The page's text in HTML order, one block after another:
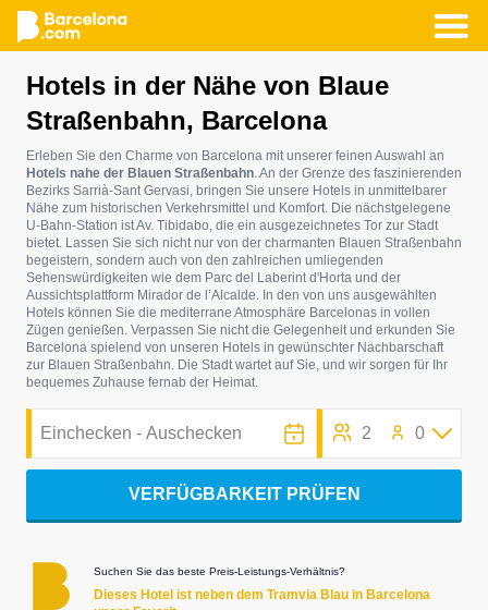
zum
Inhalt
Hotels in der Nähe von Blaue
Straßenbahn, Barcelona
Erleben Sie den Charme von Barcelona mit unserer feinen Auswahl an
Hotels nahe der Blauen Straßenbahn. An der Grenze des faszinierenden
Bezirks Sarrià-Sant Gervasi, bringen Sie unsere Hotels in unmittelbarer
Nähe zum historischen Verkehrsmittel und Komfort. Die nächstgelegene
U-Bahn-Station ist Av. Tibidabo, die ein ausgezeichnetes Tor zur Stadt
bietet. Lassen Sie sich nicht nur von der charmanten Blauen Straßenbahn
begeistern, sondern auch von den zahlreichen umliegenden
Sehenswürdigkeiten wie dem Parc del Laberint d'Horta und der
Aussichtsplattform Mirador de l’Alcalde. In den von uns ausgewählten
Hotels können Sie die mediterrane Atmosphäre Barcelonas in vollen
Zügen genießen. Verpassen Sie nicht die Gelegenheit und erkunden Sie
Barcelona spielend von unseren Hotels in gewünschter Nachbarschaft
zur Blauen Straßenbahn. Die Stadt wartet auf Sie, und wir sorgen für Ihr
bequemes Zuhause fernab der Heimat.
2 0
VERFÜGBARKEIT PRÜFEN
Suchen Sie das beste Preis-Leistungs-Verhältnis?
Dieses Hotel ist neben dem Tramvia Blau in Barcelona